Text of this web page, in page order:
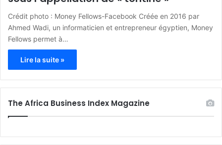
Crédit photo : Money Fellows-Facebook Créée en 2016 par
Ahmed Wadi, un informaticien et entrepreneur égyptien, Money
Fellows permet à…
Lire la suite »
The Africa Business Index Magazine